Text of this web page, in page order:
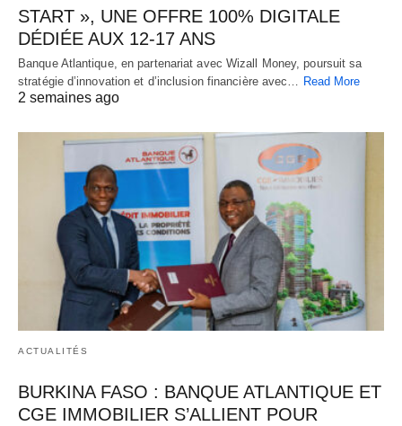
START », UNE OFFRE 100% DIGITALE
DÉDIÉE AUX 12-17 ANS
Banque Atlantique, en partenariat avec Wizall Money, poursuit sa
stratégie d’innovation et d’inclusion financière avec… Read More
2 semaines ago
ACTUALITÉS
BURKINA FASO : BANQUE ATLANTIQUE ET
CGE IMMOBILIER S’ALLIENT POUR